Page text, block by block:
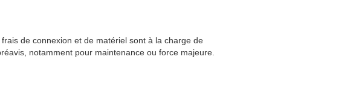
de connexion et de matériel sont à la charge de
notamment pour maintenance ou force majeure.